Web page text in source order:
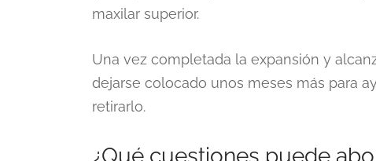
maxilar superior.
Una vez completada la expansión y
dejarse colocado unos meses más para
retirarlo.